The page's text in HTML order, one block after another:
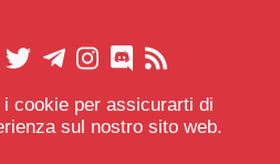
cookie per assicurarti di
sul nostro sito web.